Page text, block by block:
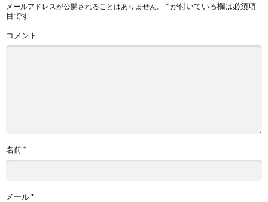
メールアドレスが公開されることはありません。 *が付いている欄は必須項
目です
コメント
名前*
メール*